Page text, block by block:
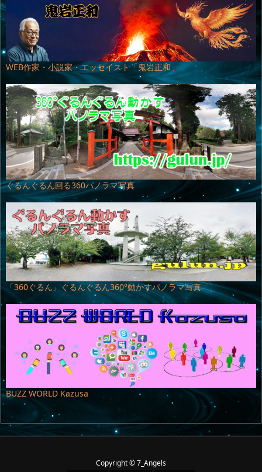
WEB作家・小説家・エッセイスト「鬼岩正和」
ぐるんぐるん回る360パノラマ写真
「360ぐるん」ぐるんぐるん360°動かすパノラマ写真
BUZZ WORLD Kazusa
Copyright ©7_Angels